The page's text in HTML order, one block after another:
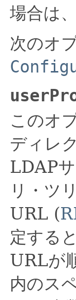
場合は
次のオ
このオ
ディレ
LDAP
リ・ツ
URL (
定する
URLが
内のス